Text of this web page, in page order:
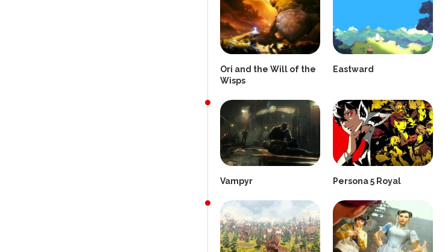
Ori and the Will of the
Wisps
Eastward
Vampyr Persona 5 Royal